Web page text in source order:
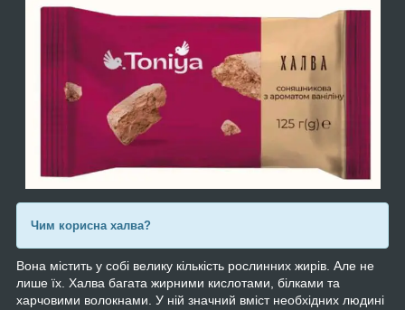
Чим корисна халва?
Вона містить у собі велику кількість рослинних жирів. Але не
лише їх. Халва багата жирними кислотами, білками та
харчовими волокнами. У ній значний вміст необхідних людині